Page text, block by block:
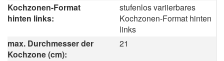
Kochzonen-Format
hinten links:
stufenlos variierbares
Kochzonen-Format hinten
links
max. Durchmesser der
Kochzone (cm):
21